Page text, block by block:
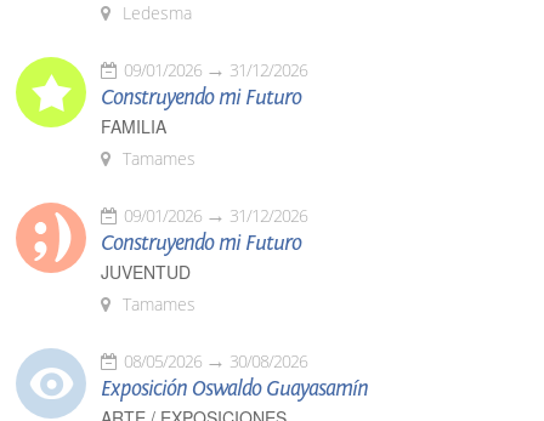
Ledesma
09/01/2026 31/12/2026
Construyendo mi Futuro
FAMILIA
Tamames
09/01/2026 31/12/2026
Construyendo mi Futuro
JUVENTUD
Tamames
08/05/2026 30/08/2026
Exposición Oswaldo Guayasamín